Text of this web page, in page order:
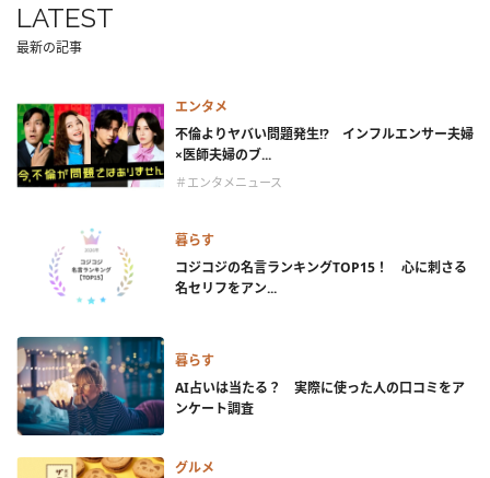
LATEST
最新の記事
エンタメ
不倫よりヤバい問題発生!? インフルエンサー夫婦
×医師夫婦のブ...
＃エンタメニュース
暮らす
コジコジの名言ランキングTOP15！ 心に刺さる
名セリフをアン...
暮らす
AI占いは当たる？ 実際に使った人の口コミをア
ンケート調査
グルメ